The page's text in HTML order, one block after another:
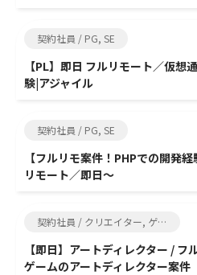
契約社員 / PG, SE
【PL】即日 フルリモート／仮
験|アジャイル
契約社員 / PG, SE
【フルリモ案件！PHPでの開発
リモート／即日～
契約社員 / クリエイター, ゲーム制作
【即日】アートディレクター /
ゲームのアートディレクター案件